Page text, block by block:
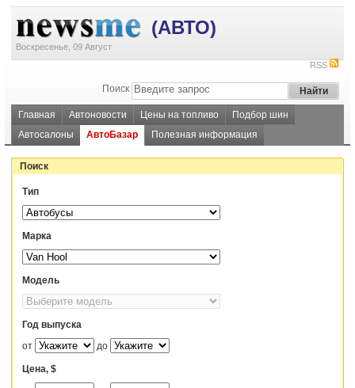
(АВТО)
Воскресенье, 09 Август
RSS
Поиск
Главная Автоновости Цены на топливо
Подбор шин
Автосалоны
АвтоБазар Полезная информация
Поиск
Тип
Марка
Модель
Год выпуска
от
до
Цена, $